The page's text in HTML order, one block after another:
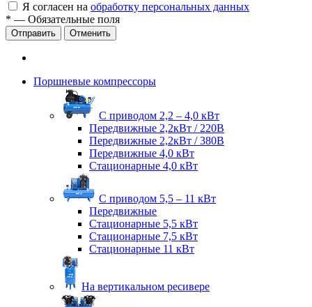
Я согласен на обработку персональных данных
* — Обязательные поля
Отправить Отменить
Поршневые компрессоры
С приводом 2,2 – 4,0 кВт
Передвижные 2,2кВт / 220В
Передвижные 2,2кВт / 380В
Передвижные 4,0 кВт
Стационарные 4,0 кВт
С приводом 5,5 – 11 кВт
Передвижные
Стационарные 5,5 кВт
Стационарные 7,5 кВт
Стационарные 11 кВт
На вертикальном ресивере